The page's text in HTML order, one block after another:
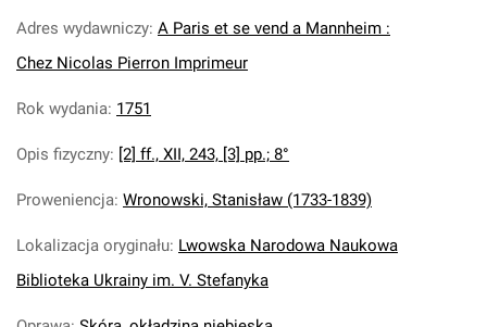
Adres wydawniczy: A Paris et se vend a Mannheim :
Chez Nicolas Pierron Imprimeur
Rok wydania: 1751
Opis fizyczny: [2] ff., XII, 243, [3] pp.; 8°
Proweniencja: Wronowski, Stanisław (1733-1839)
Lokalizacja oryginału: Lwowska Narodowa Naukowa
Biblioteka Ukrainy im. V. Stefanyka